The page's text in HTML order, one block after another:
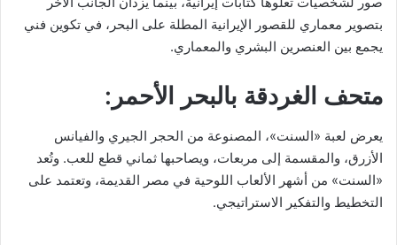
بتصوير معماري للقصور الإيرانية المطلة على البحر، في تكوين فني
يجمع بين العنصرين البشري والمعماري.
متحف الغردقة بالبحر الأحمر:
يعرض لعبة «السنت»، المصنوعة من الحجر الجيري والفيانس
الأزرق، والمقسمة إلى مربعات، ويصاحبها ثماني قطع للعب. وتُعد
«السنت» من أشهر الألعاب اللوحية في مصر القديمة، وتعتمد على
التخطيط والتفكير الاستراتيجي.